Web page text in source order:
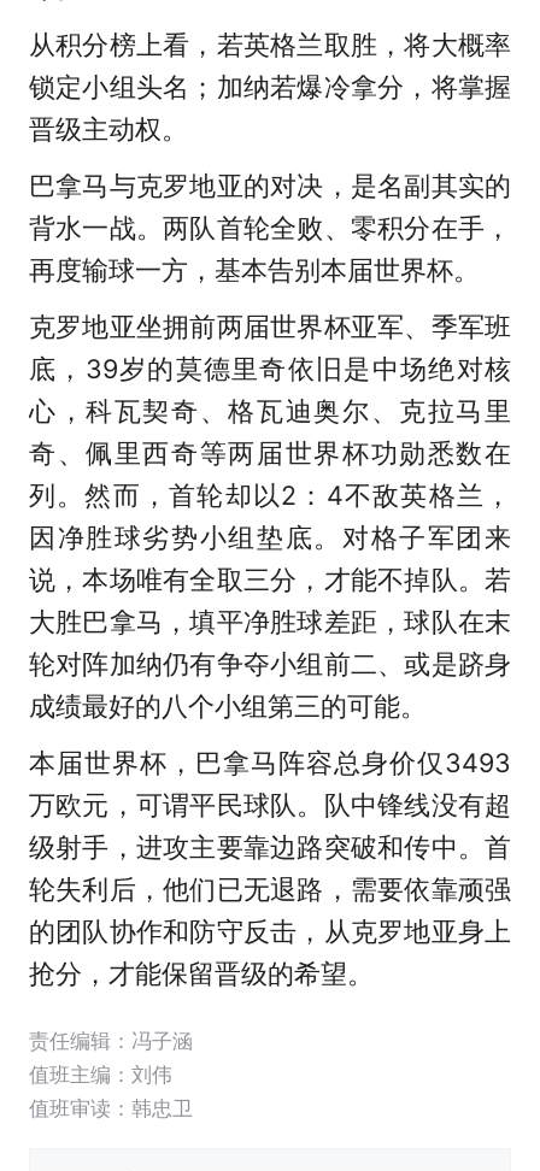
从积分榜上看，若英格兰取胜，将大概率
锁定小组头名；加纳若爆冷拿分，将掌握
晋级主动权。
巴拿马与克罗地亚的对决，是名副其实的
背水一战。两队首轮全败、零积分在手，
再度输球一方，基本告别本届世界杯。
克罗地亚坐拥前两届世界杯亚军、季军班
底，39岁的莫德里奇依旧是中场绝对核
心，科瓦契奇、格瓦迪奥尔、克拉马里
奇、佩里西奇等两届世界杯功勋悉数在
列。然而，首轮却以2：4不敌英格兰，
因净胜球劣势小组垫底。对格子军团来
说，本场唯有全取三分，才能不掉队。若
大胜巴拿马，填平净胜球差距，球队在末
轮对阵加纳仍有争夺小组前二、或是跻身
成绩最好的八个小组第三的可能。
本届世界杯，巴拿马阵容总身价仅3493
万欧元，可谓平民球队。队中锋线没有超
级射手，进攻主要靠边路突破和传中。首
轮失利后，他们已无退路，需要依靠顽强
的团队协作和防守反击，从克罗地亚身上
抢分，才能保留晋级的希望。
责任编辑：冯子涵
值班主编： 刘伟
值班审读：韩忠卫